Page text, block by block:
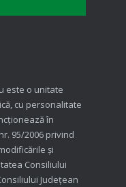
este o unitate
cu personalitate
în
95/2006 privind
şi
Consiliului
Judeţean